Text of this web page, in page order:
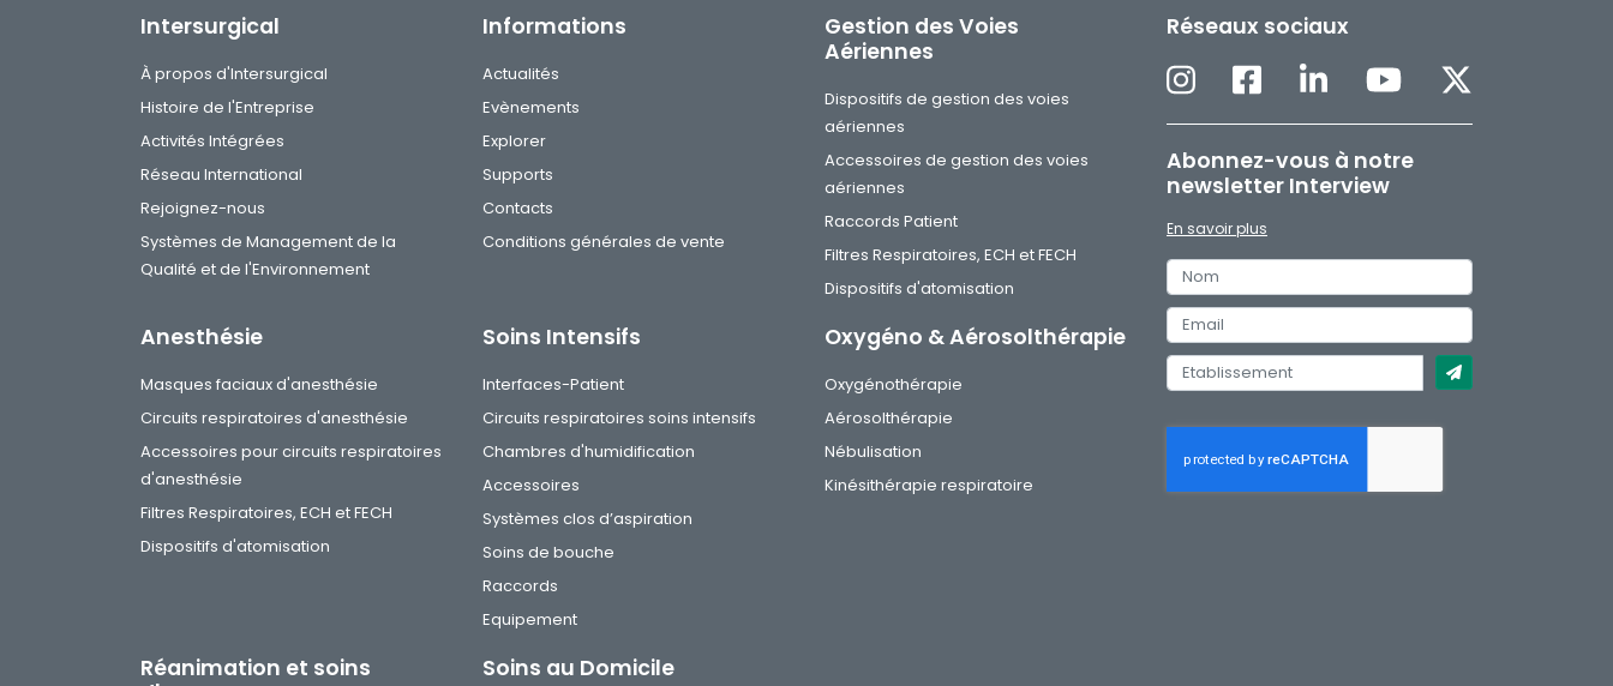
Intersurgical
À propos d'Intersurgical
Histoire de l'Entreprise
Activités Intégrées
Réseau International
Rejoignez-nous
Systèmes de Management de la
Qualité et de l'Environnement
Informations
Actualités
Evènements
Explorer
Supports
Contacts
Conditions générales de vente
Gestion des Voies
Aériennes
Dispositifs de gestion des voies
aériennes
Accessoires de gestion des voies
aériennes
Raccords Patient
Filtres Respiratoires, ECH et FECH
Dispositifs d'atomisation
Anesthésie
Masques faciaux d'anesthésie
Circuits respiratoires d'anesthésie
Accessoires pour circuits respiratoires
d'anesthésie
Filtres Respiratoires, ECH et FECH
Dispositifs d'atomisation
Soins Intensifs
Interfaces-Patient
Circuits respiratoires soins intensifs
Chambres d'humidification
Accessoires
Systèmes clos d’aspiration
Soins de bouche
Raccords
Equipement
Oxygéno & Aérosolthérapie
Oxygénothérapie
Aérosolthérapie
Nébulisation
Kinésithérapie respiratoire
Réanimation et soins
Soins au Domicile
Réseaux sociaux
Abonnez-vous à notre
newsletter Interview
En savoir plus